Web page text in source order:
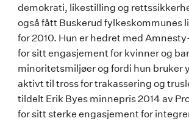
demokrati, likestilling og
også fått Buskerud fylkeskommunes
for 2010. Hun er hedret med
for sitt engasjement for kvinner og
minoritetsmiljøer og fordi hun bruker
aktivt til tross for trakassering og
tildelt Erik Byes minnepris 2014 av
for sitt sterke engasjement for